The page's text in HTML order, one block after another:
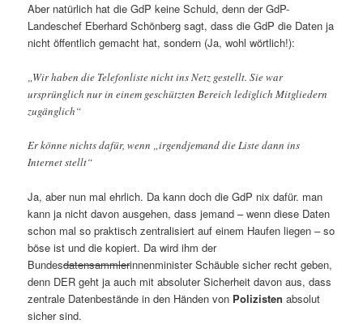
Aber natürlich hat die GdP keine Schuld, denn der GdP-
Landeschef Eberhard Schönberg sagt, dass die GdP die Daten ja
nicht öffentlich gemacht hat, sondern (Ja, wohl wörtlich!):
„Wir haben die Telefonliste nicht ins Netz gestellt. Sie war
ursprünglich nur in einem geschützten Bereich lediglich Mitgliedern
zugänglich“
Er könne nichts dafür, wenn „irgendjemand die Liste dann ins
Internet stellt“
Ja, aber nun mal ehrlich. Da kann doch die GdP nix dafür. man
kann ja nicht davon ausgehen, dass jemand – wenn diese Daten
schon mal so praktisch zentralisiert auf einem Haufen liegen – so
böse ist und die kopiert. Da wird ihm der
Bundesdatensammlerinnenminister Schäuble sicher recht geben,
denn DER geht ja auch mit absoluter Sicherheit davon aus, dass
zentrale Datenbestände in den Händen von Polizisten absolut
sicher sind.